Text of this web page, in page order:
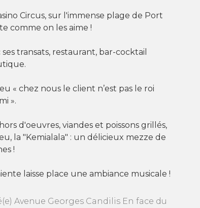
Circus, sur l'immense plage de Port
comme on les aime !
transats, restaurant, bar-cocktail
« chez nous le client n’est pas le roi
».
d'oeuvres, viandes et poissons grillés,
la "Kemialala" : un délicieux mezze de
!
laisse place une ambiance musicale !
Avenue Georges Candilis En face du